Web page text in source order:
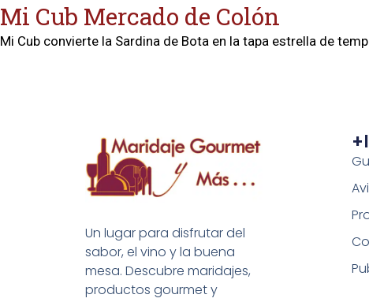
Mi Cub Mercado de Colón
Mi Cub convierte la Sardina de Bota en la tapa estrella de
Un lugar para disfrutar del
sabor, el vino y la buena
mesa. Descubre maridajes,
productos gourmet y